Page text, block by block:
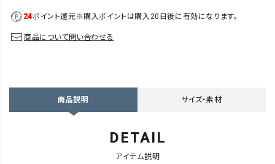
24ポイント還元※購入ポイントは購入20日後に有効になります。
商品について問い合わせる
商品説明 サイズ・素材
DETAIL
アイテム説明